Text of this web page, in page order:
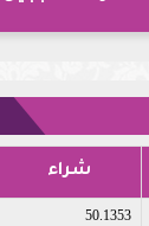
شراء
50.1353